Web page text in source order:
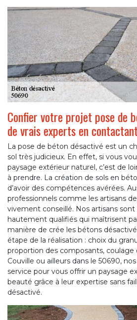
Confier votre projet pose de
de vrais experts en
La pose de béton désactivé est un
sol très judicieux. En effet, si vous
paysage extérieur naturel, c’est de
à prendre. La création de sols en
d’avoir des compétences avérées.
professionnels comme les artisans
vivement conseillé. Nos artisans
hautement qualifiés qui maîtrisent
manière de crée les bétons
étape de la réalisation : choix du
proportion des composants, coulage
Couville ou ailleurs dans le 50690,
service pour vous offrir un paysage
beauté grâce à leur expertise sans
désactivé.